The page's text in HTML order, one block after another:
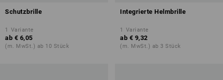
Schutzbrille
1 Variante
ab € 6,05
(m. MwSt.) ab 10 Stück
Integrierte Helmbrille
1 Variante
ab € 9,32
(m. MwSt.) ab 3 Stück